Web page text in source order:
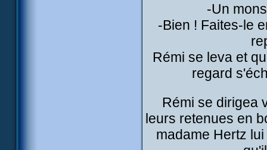
-Un
-Bien ! Faites-le
Rémi se leva et
regard
Rémi se dirigea
leurs retenues en
madame Hertz